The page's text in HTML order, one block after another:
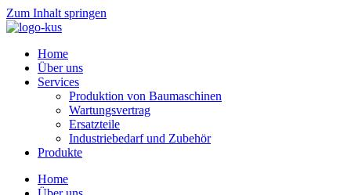
Zum Inhalt springen
Home
Über uns
Services
Produktion von Baumaschinen
Wartungsvertrag
Ersatzteile
Industriebedarf und Zubehör
Produkte
Home